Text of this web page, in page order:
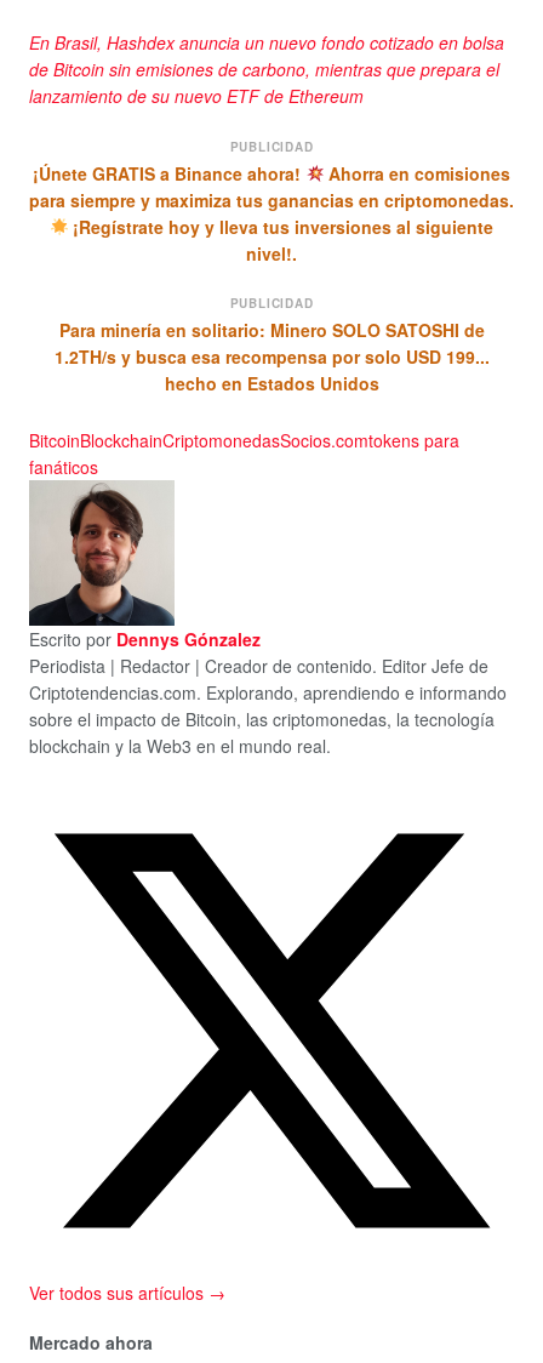
En Brasil, Hashdex anuncia un nuevo fondo cotizado en bolsa
de Bitcoin sin emisiones de carbono, mientras que prepara el
lanzamiento de su nuevo ETF de Ethereum
PUBLICIDAD
¡Únete GRATIS a Binance ahora!
Ahorra en comisiones
para siempre y maximiza tus ganancias en criptomonedas.
¡Regístrate hoy y lleva tus inversiones al siguiente
nivel!.
PUBLICIDAD
Para minería en solitario: Minero SOLO SATOSHI de
1.2TH/s y busca esa recompensa por solo USD 199...
hecho en Estados Unidos
BitcoinBlockchainCriptomonedasSocios.comtokens para
fanáticos
Escrito por Dennys Gónzalez
Periodista | Redactor | Creador de contenido. Editor Jefe de
Criptotendencias.com. Explorando, aprendiendo e informando
sobre el impacto de Bitcoin, las criptomonedas, la tecnología
blockchain y la Web3 en el mundo real.
Ver todos sus artículos →
Mercado ahora